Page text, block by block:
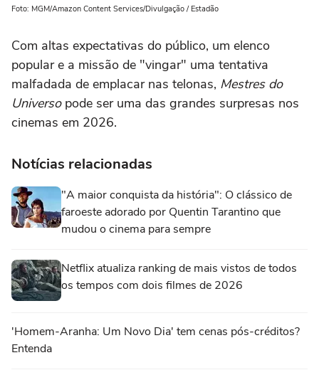
Foto: MGM/Amazon Content Services/Divulgação / Estadão
Com altas expectativas do público, um elenco
popular e a missão de "vingar" uma tentativa
malfadada de emplacar nas telonas, Mestres do
Universopode ser uma das grandes surpresas nos
cinemas em 2026.
Notícias relacionadas
"A maior conquista da história": O clássico de
faroeste adorado por Quentin Tarantino que
mudou o cinema para sempre
Netflix atualiza ranking de mais vistos de todos
os tempos com dois filmes de 2026
'Homem-Aranha: Um Novo Dia' tem cenas pós-créditos?
Entenda